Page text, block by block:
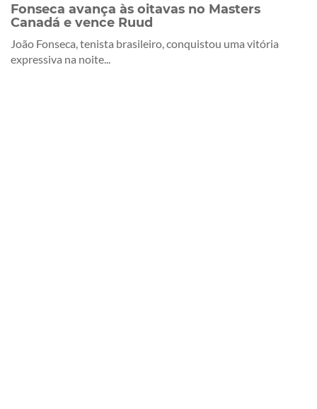
Fonseca avança às oitavas no Masters
Canadá e vence Ruud
João Fonseca, tenista brasileiro, conquistou uma vitória
expressiva na noite...